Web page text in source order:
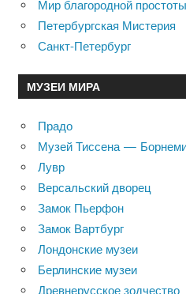
Мир благородной
Петербургская Мистерия
Санкт-Петербург
МУЗЕИ МИРА
Прадо
Музей Тиссена —
Лувр
Версальский дворец
Замок Пьерфон
Замок Вартбург
Лондонские музеи
Берлинские музеи
Древнерусское зодчество